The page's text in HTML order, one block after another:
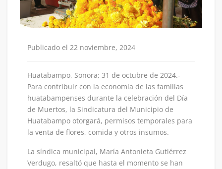
Publicado el 22 noviembre, 2024
Huatabampo, Sonora; 31 de octubre de 2024.-
Para contribuir con la economía de las familias
huatabampenses durante la celebración del Día
de Muertos, la Sindicatura del Municipio de
Huatabampo otorgará, permisos temporales para
la venta de flores, comida y otros insumos.
La síndica municipal, María Antonieta Gutiérrez
Verdugo, resaltó que hasta el momento se han